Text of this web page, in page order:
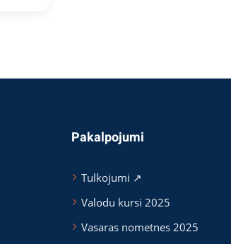
Pakalpojumi
Tulkojumi ↗
Valodu kursi 2025
Vasaras nometnes 2025